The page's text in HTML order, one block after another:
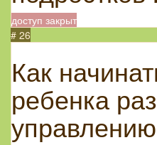
доступ закрыт
# 26
Как
ребенка